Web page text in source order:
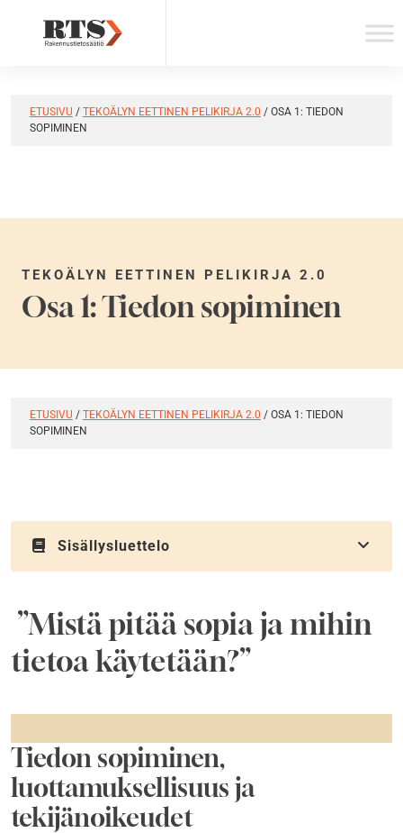
ETUSIVU / TEKOÄLYN EETTINEN PELIKIRJA 2.0 / OSA 1: TIEDON
SOPIMINEN
TEKOÄLYN EETTINEN PELIKIRJA 2.0
Osa 1: Tiedon sopiminen
ETUSIVU / TEKOÄLYN EETTINEN PELIKIRJA 2.0 / OSA 1: TIEDON
SOPIMINEN
Sisällysluettelo
”Mistä pitää sopia ja mihin
tietoa käytetään?”
Tiedon sopiminen,
luottamuksellisuus ja
tekijänoikeudet